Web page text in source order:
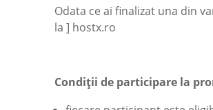
Odata ce ai finalizat una din
la ] hostx.ro
Condiții de participare la